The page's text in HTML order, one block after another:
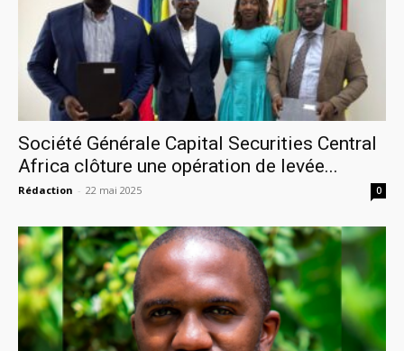
Société Générale Capital Securities Central
Africa clôture une opération de levée...
Rédaction - 22 mai 2025 0